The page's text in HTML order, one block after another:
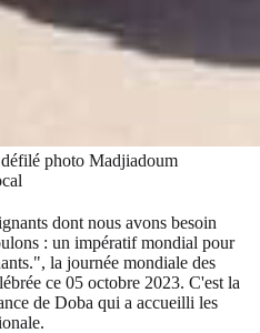
photo Madjiadoum
dont nous avons besoin
: un impératif mondial pour
la journée mondiale des
ce 05 octobre 2023. C'est la
de Doba qui a accueilli les